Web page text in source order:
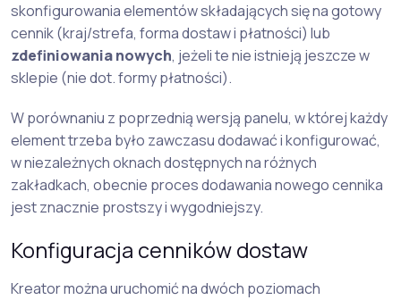
skonfigurowania elementów składających się na gotowy
cennik (kraj/strefa, forma dostaw i płatności) lub
zdefiniowania nowych, jeżeli te nie istnieją jeszcze w
sklepie (nie dot. formy płatności).
W porównaniu z poprzednią wersją panelu, w której każdy
element trzeba było zawczasu dodawać i konfigurować,
w niezależnych oknach dostępnych na różnych
zakładkach, obecnie proces dodawania nowego cennika
jest znacznie prostszy i wygodniejszy.
Konfiguracja cenników dostaw
Kreator można uruchomić na dwóch poziomach